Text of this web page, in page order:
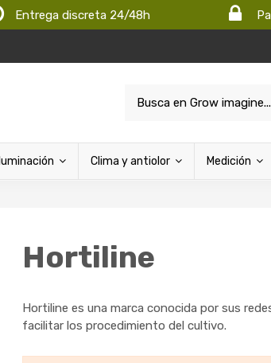
Entrega discreta 24/48h
Iluminación Clima y antiolor Medición
Hortiline
Hortiline es una marca conocida por sus
facilitar los procedimiento del cultivo.